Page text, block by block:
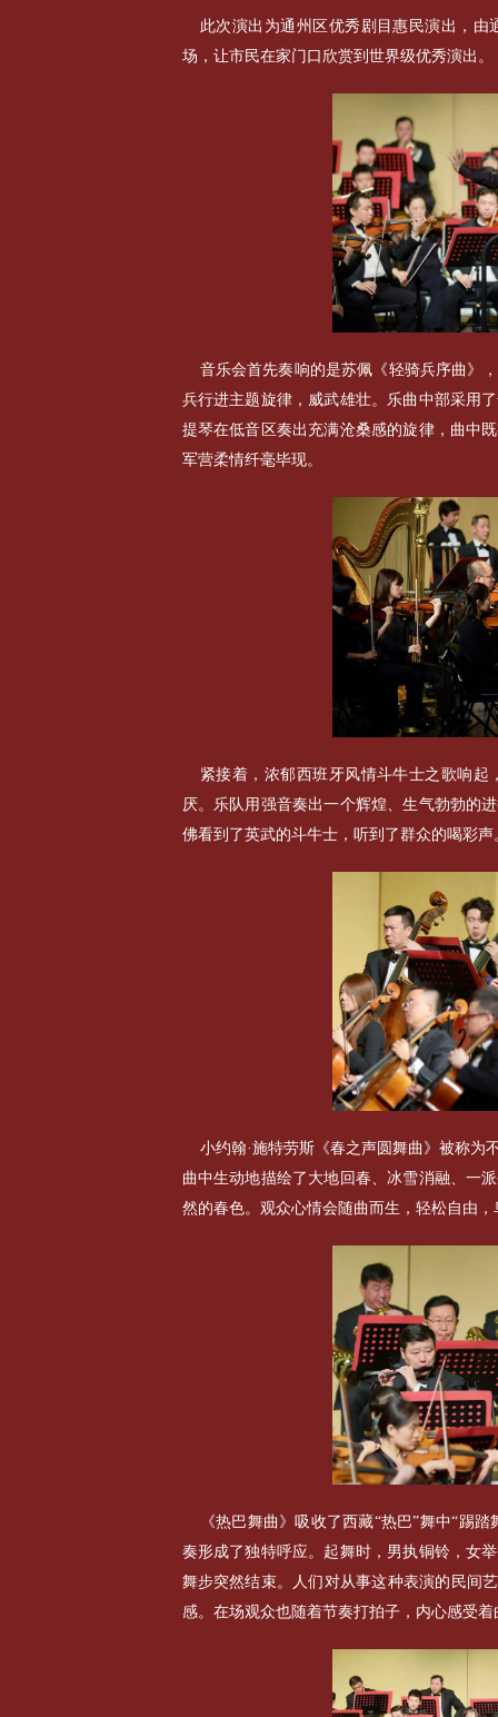
此次演出为通州区优秀剧目惠民演出，
场，让市民在家门口欣赏到世界级优秀演出。
音乐会首先奏响的是苏佩《轻骑兵序曲》
兵行进主题旋律，威武雄壮。乐曲中部采用
提琴在低音区奏出充满沧桑感的旋律，曲中
军营柔情纤毫毕现。
紧接着，浓郁西班牙风情斗牛士之歌响
厌。乐队用强音奏出一个辉煌、生气勃勃的
佛看到了英武的斗牛士，听到了群众的喝彩
小约翰·施特劳斯《春之声圆舞曲》被称为
曲中生动地描绘了大地回春、冰雪消融、一
然的春色。观众心情会随曲而生，轻松自由
《热巴舞曲》吸收了西藏“热巴”舞中“踢
奏形成了独特呼应。起舞时，男执铜铃，女
舞步突然结束。人们对从事这种表演的民间
感。在场观众也随着节奏打拍子，内心感受